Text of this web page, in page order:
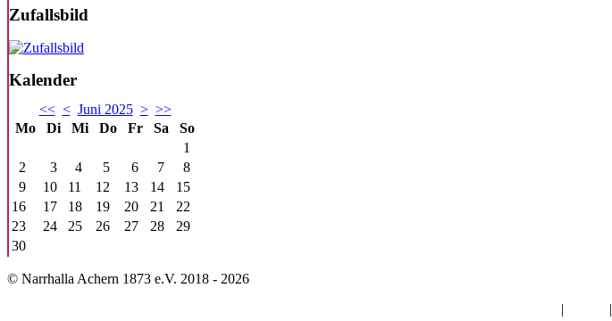
Zufallsbild
Kalender
<< < Juni 2025 > >>
Mo
Di Mi Do Fr Sa
So
1
2
3 4 5 6 7
8
9
10 11 12 13 14
15
16
17 18 19 20 21
22
23
24 25 26 27 28
29
30
© Narrhalla Achern 1873 e.V. 2018 - 2026
| |